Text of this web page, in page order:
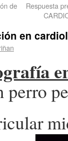
de
Respuesta
en
perro